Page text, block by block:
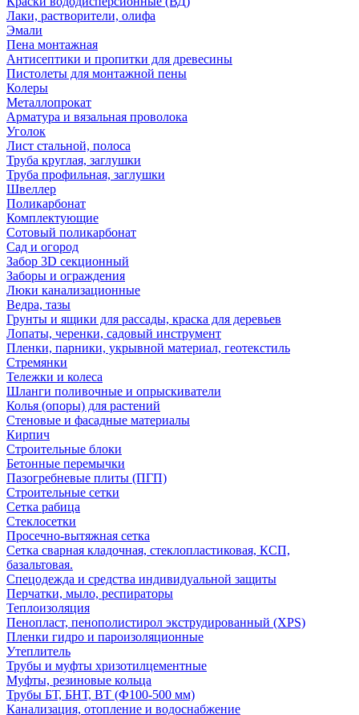
Лаки, растворители, олифа
Эмали
Пена монтажная
Антисептики и пропитки для древесины
Пистолеты для монтажной пены
Колеры
Металлопрокат
Арматура и вязальная проволока
Уголок
Лист стальной, полоса
Труба круглая, заглушки
Труба профильная, заглушки
Швеллер
Поликарбонат
Комплектующие
Сотовый поликарбонат
Сад и огород
Забор 3D секционный
Заборы и ограждения
Люки канализационные
Ведра, тазы
Грунты и ящики для рассады, краска для деревьев
Лопаты, черенки, садовый инструмент
Пленки, парники, укрывной материал, геотекстиль
Стремянки
Тележки и колеса
Шланги поливочные и опрыскиватели
Колья (опоры) для растений
Стеновые и фасадные материалы
Кирпич
Строительные блоки
Бетонные перемычки
Пазогребневые плиты (ПГП)
Строительные сетки
Сетка рабица
Стеклосетки
Просечно-вытяжная сетка
Сетка сварная кладочная, стеклопластиковая, КСП,
базальтовая.
Спецодежда и средства индивидуальной защиты
Перчатки, мыло, респираторы
Теплоизоляция
Пенопласт, пенополистирол экструдированный (XPS)
Пленки гидро и пароизоляционные
Утеплитель
Трубы и муфты хризотилцементные
Муфты, резиновые кольца
Трубы БТ, БНТ, ВТ (Ф100-500 мм)
Канализация, отопление и водоснабжение